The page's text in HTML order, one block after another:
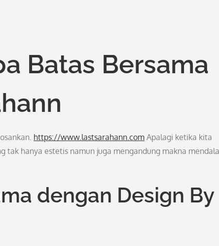
Batas Bersama
https://www.lastsarahann.com Apalagi ketika kita
tak hanya estetis namun juga mengandung makna
dengan Design By